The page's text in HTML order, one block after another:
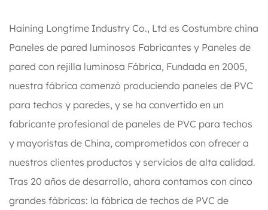
Haining Longtime Industry Co., Ltd es Costumbre china
Paneles de pared luminosos Fabricantes y Paneles de
pared con rejilla luminosa Fábrica, Fundada en 2005,
nuestra fábrica comenzó produciendo paneles de PVC
para techos y paredes, y se ha convertido en un
fabricante profesional de paneles de PVC para techos
y mayoristas de China, comprometidos con ofrecer a
nuestros clientes productos y servicios de alta calidad.
Tras 20 años de desarrollo, ahora contamos con cinco
grandes fábricas: la fábrica de techos de PVC de